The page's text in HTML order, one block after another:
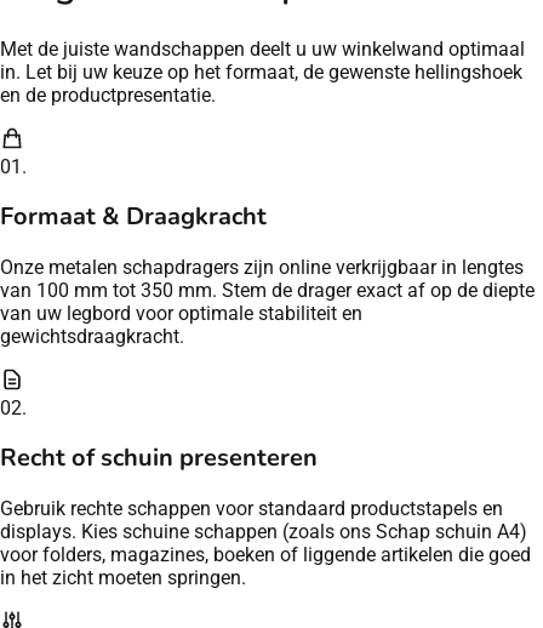
Met de juiste wandschappen deelt u uw winkelwand optimaal
in. Let bij uw keuze op het formaat, de gewenste hellingshoek
en de productpresentatie.
01.
Formaat & Draagkracht
Onze metalen schapdragers zijn online verkrijgbaar in lengtes
van 100 mm tot 350 mm. Stem de drager exact af op de diepte
van uw legbord voor optimale stabiliteit en
gewichtsdraagkracht.
02.
Recht of schuin presenteren
Gebruik rechte schappen voor standaard productstapels en
displays. Kies schuine schappen (zoals ons Schap schuin A4)
voor folders, magazines, boeken of liggende artikelen die goed
in het zicht moeten springen.